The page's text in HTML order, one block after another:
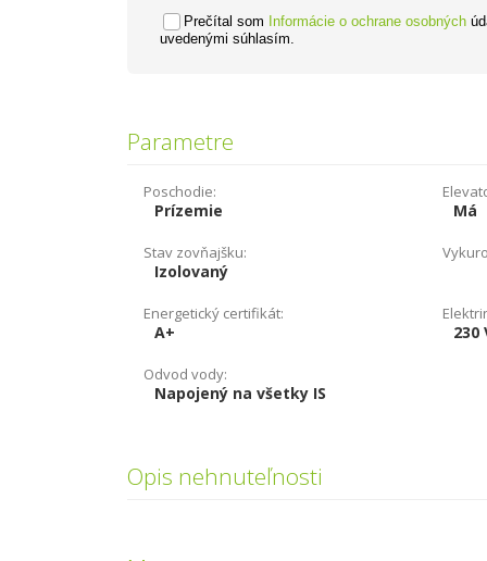
Prečítal som Informácie o ochrane osobných
uvedenými súhlasím.
Parametre
Poschodie:
Prízemie Má
Stav zovňajšku:
Izolovaný
Energetický certifikát:
A+ 230
Odvod vody:
Napojený na všetky IS
Opis nehnuteľnosti